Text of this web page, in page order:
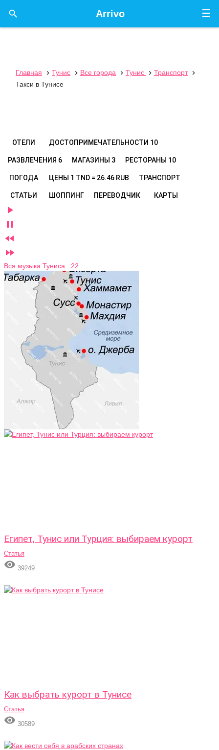
☰
Arrivo

Главная  Тунис  Все города  Тунис  Транспорт

Такси в Тунисе
ОТЕЛИ ДОСТОПРИМЕЧАТЕЛЬНОСТИ 10
РАЗВЛЕЧЕНИЯ 6 МАГАЗИНЫ 3 РЕСТОРАНЫ 10
ПОГОДА ЦЕНЫ 1 TND = 26.46 RUB ТРАНСПОРТ
СТАТЬИ ШОППИНГ ПЕРЕВОДЧИК КАРТЫ




Вся музыка Туниса 22
Египет, Тунис или Турция: выбираем курорт
Статья
 39249
Как выбрать курорт в Тунисе
Статья
 30589